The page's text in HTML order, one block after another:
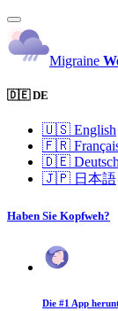
Migraine
🇩🇪 DE
🇺🇸 English
🇫🇷
🇩🇪 Deutsch
🇯🇵 日本語
Haben Sie Kopfweh?
Die #1 App